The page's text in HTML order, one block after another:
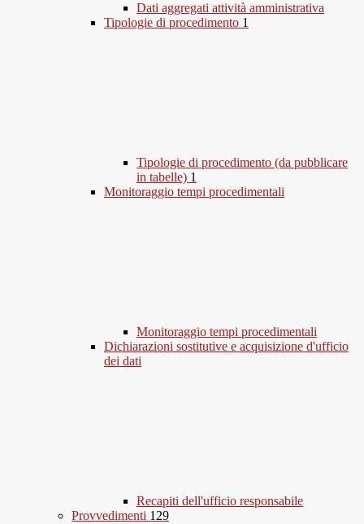
Dati aggregati attività amministrativa
Tipologie di procedimento 1
Tipologie di procedimento (da pubblicare
in tabelle) 1
Monitoraggio tempi procedimentali
Monitoraggio tempi procedimentali
Dichiarazioni sostitutive e acquisizione d'ufficio
dei dati
Recapiti dell'ufficio responsabile
Provvedimenti 129